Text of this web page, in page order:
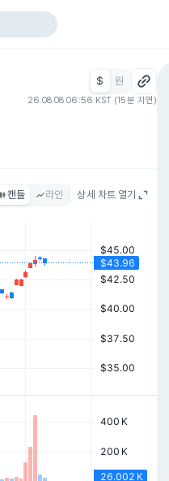
$ 원
26.08.08 06:56 KST (15분 지연)
캔들 라인 상세 차트 열기